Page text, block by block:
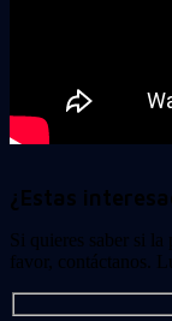
¿Estas
Si quieres saber si
favor, contáctanos.